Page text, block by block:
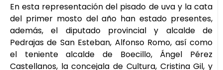
En esta representación del pisado de uva y la cata
del primer mosto del año han estado presentes,
además, el diputado provincial y alcalde de
Pedrajas de San Esteban, Alfonso Romo, así como
el teniente alcalde de Boecillo, Ángel Pérez
Castellanos, la concejala de Cultura, Cristina Gil, y